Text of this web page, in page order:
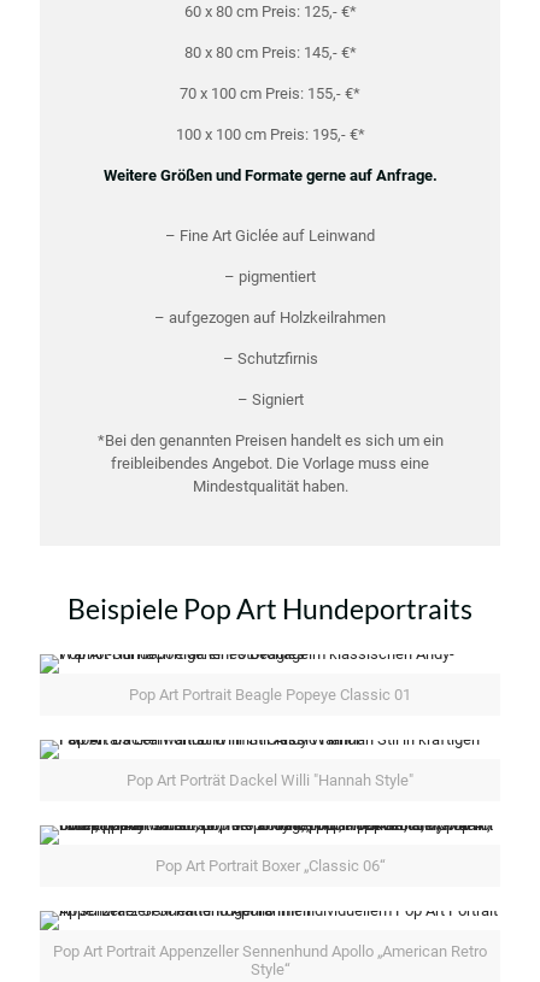
60 x 80 cm Preis: 125,- €*
80 x 80 cm Preis: 145,- €*
70 x 100 cm Preis: 155,- €*
100 x 100 cm Preis: 195,- €*
Weitere Größen und Formate gerne auf Anfrage.
– Fine Art Giclée auf Leinwand
– pigmentiert
– aufgezogen auf Holzkeilrahmen
– Schutzfirnis
– Signiert
*Bei den genannten Preisen handelt es sich um ein
freibleibendes Angebot. Die Vorlage muss eine
Mindestqualität haben.
Beispiele Pop Art Hundeportraits
Pop Art Portrait Beagle Popeye Classic 01
Pop Art Porträt Dackel Willi "Hannah Style"
Pop Art Portrait Boxer „Classic 06“
Pop Art Portrait Appenzeller Sennenhund Apollo „American Retro
Style“